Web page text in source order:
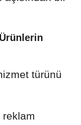
türünü
reklam